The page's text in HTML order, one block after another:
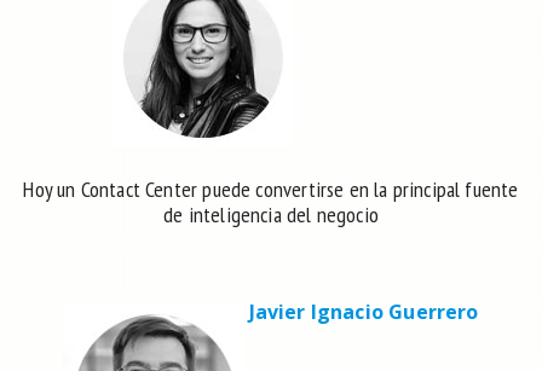
Hoy un Contact Center puede convertirse en la principal fuente
de inteligencia del negocio
Javier Ignacio Guerrero